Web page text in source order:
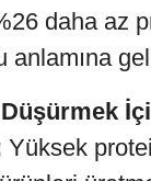
daha az
anlamına
Yüksek